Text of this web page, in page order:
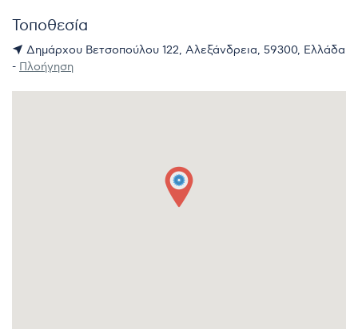
Τοποθεσία
Δημάρχου Βετσοπούλου 122, Αλεξάνδρεια, 59300, Ελλάδα
- Πλοήγηση